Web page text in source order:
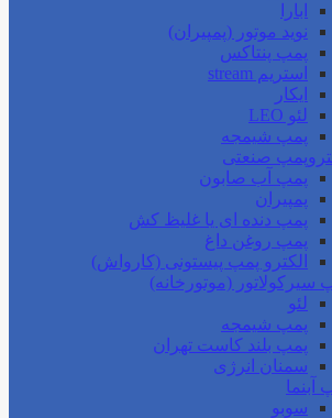
ابارا
نوید موتور (پمپیران)
پمپ پنتاکس
استریم stream
ایکار
لئو LEO
پمپ شیمجه
صنعتی
پمپ آب صابون
پمپیران
پمپ دنده ای یا غلیظ کش
پمپ روغن داغ
الکترو پمپ پیستونی (کارواش)
سیرکولاتور (موتورخانه)
لئو
پمپ شیمجه
پمپ بلند کاست تهران
سمنان انرژی
آبنما
سوبو